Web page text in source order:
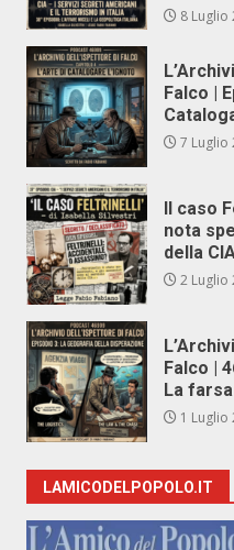
8 Luglio
Falco |
7 Luglio
Il caso
nota
della
2 Luglio
Falco |
La
1 Luglio
LAMICODELPOPOLO.IT